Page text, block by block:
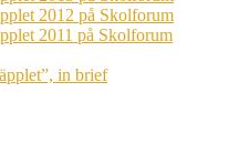
2012 på Skolforum
2011 på Skolforum
in brief